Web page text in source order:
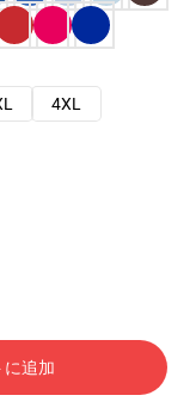
4XL
に追加